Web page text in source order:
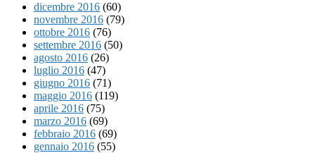
dicembre 2016 (60)
novembre 2016 (79)
ottobre 2016 (76)
settembre 2016 (50)
agosto 2016 (26)
luglio 2016 (47)
giugno 2016 (71)
maggio 2016 (119)
aprile 2016 (75)
marzo 2016 (69)
febbraio 2016 (69)
gennaio 2016 (55)